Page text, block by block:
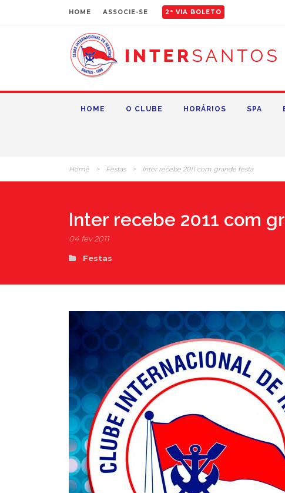
HOME ASSOCIE-SE 2ª VIA BOLETO
HOME O CLUBE HORÁRIOS SPA
Home > Festas > Inter recebe 2011 com grande festa
Inter recebe 2011 com
04 fev 2011
Festas